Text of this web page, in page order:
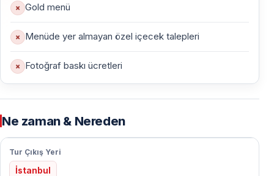
Saat20:00’de gemimiz hareket eder. İstanbul’un gece
ışıkları eşliğinde romantik Boğaz turu başlar.
20:15
– Başlangıçlar ve ara sıcaklar
20:45
Menü, Türk ve dünya mutfağından seçkin lezzetler
Gold menü
Menüde yer almayan özel içecek talepleri
Fotoğraf baskı ücretleri
Ne zaman & Nereden
Tur Çıkış Yeri
İstanbul